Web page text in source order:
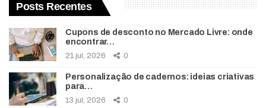
Posts Recentes
Cupons de desconto no Mercado Livre: onde
encontrar…
21 jul, 2026 0
Personalização de cadernos: ideias criativas
para…
13 jul, 2026 0